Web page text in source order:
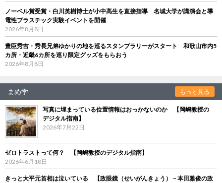
ノーベル賞受賞・白川英樹博士が小中高生を直接指導 名城大学が講演会と導
電性プラスチック実験イベントを開催
2026年8月8日
豊臣秀吉・秀長兄弟ゆかりの地を巡るスタンプラリーがスタート 和歌山市内5
カ所・近畿6カ所を巡り限定グッズをもらおう
2026年8月8日
まめ学 もっと見る
写真に埋まっている位置情報はおっかないのか 【岡嶋教授の
デジタル指南】
2026年7月22日
ゼロトラストって何？ 【岡嶋教授のデジタル指南】
2026年6月18日
きっと大平元首相は泣いている 【政眼鏡（せいがんきょう）－本田雅俊の政